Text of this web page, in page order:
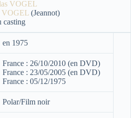
VOGEL (Jeannot)
casting
en 1975
France : 26/10/2010 (en DVD)
France : 23/05/2005 (en DVD)
France : 05/12/1975
Polar/Film noir